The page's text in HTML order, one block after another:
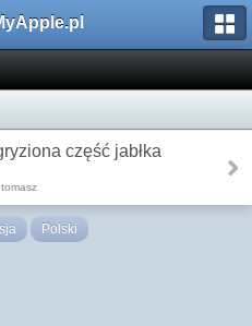
część jabłka
Polski